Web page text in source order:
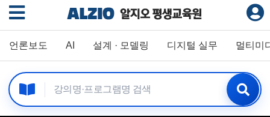
언론보도 AI 설계 · 모델링 디지털 실무 멀티미